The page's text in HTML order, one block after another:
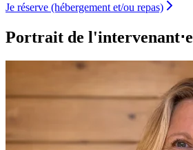
Je réserve (hébergement et/ou repas)
Portrait de l'intervenant⋅e